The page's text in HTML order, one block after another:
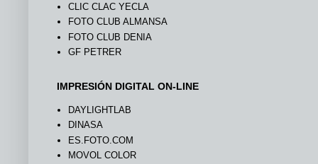
CLIC CLAC YECLA
FOTO CLUB ALMANSA
FOTO CLUB DENIA
GF PETRER
IMPRESIÓN DIGITAL ON-LINE
DAYLIGHTLAB
DINASA
ES.FOTO.COM
MOVOL COLOR